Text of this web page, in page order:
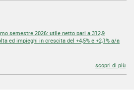
semestre 2026: utile netto pari a 312,9
ed impieghi in crescita del +4,5% e +2,1% a/a
scopri di più